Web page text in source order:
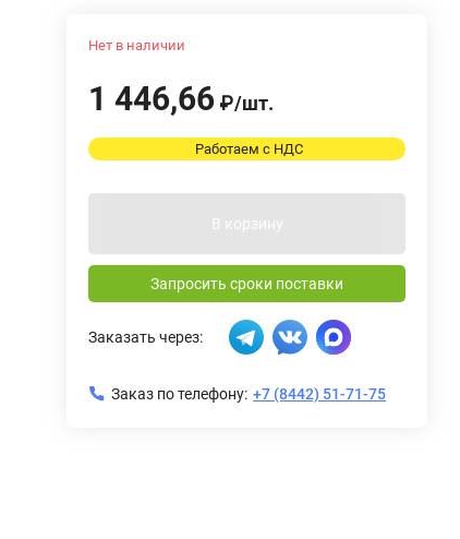
Нет в наличии
1 446,66 ₽/шт.
Работаем с НДС
В корзину
Запросить сроки поставки
Заказать через:
Заказ по телефону: +7 (8442) 51-71-75